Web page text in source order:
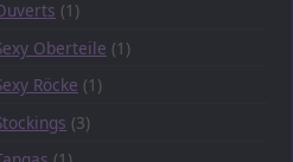
(1)
Oberteile (1)
Röcke (1)
(3)